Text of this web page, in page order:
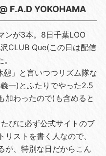
F.A.D YOKOHAMA
が3本。8日千葉LOO
CLUB Que(この日は配信
」と言いつつリズム隊な
一)とふたりでやった2.5
加わったので)も含めると
びに必ず公式サイトのブ
ストを書く人なので、
が、特別な日だからこん